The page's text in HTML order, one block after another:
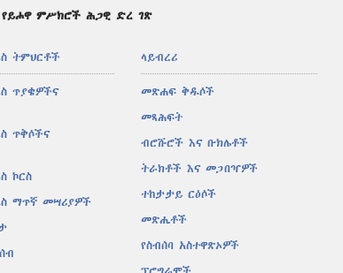
ምሥክሮች ሕጋዊ ድረ ገጽ
ትምህርቶች
ጥያቄዎችና
ጥቅሶችና
ኮርስ
ማጥኛ መሣሪያዎች
ላይብረሪ
መጽሐፍ ቅዱሶች
መጻሕፍት
ብሮሹሮች እና ቡክሌቶች
ትራክቶች እና መጋበዣዎች
ተከታታይ ርዕሶች
መጽሔቶች
የስብሰባ አስተዋጽኦዎች